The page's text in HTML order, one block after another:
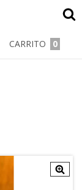
CARRITO 0